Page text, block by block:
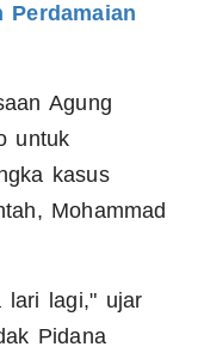
Perdamaian
Agung
untuk
kasus
Mohammad
lari lagi," ujar
Pidana